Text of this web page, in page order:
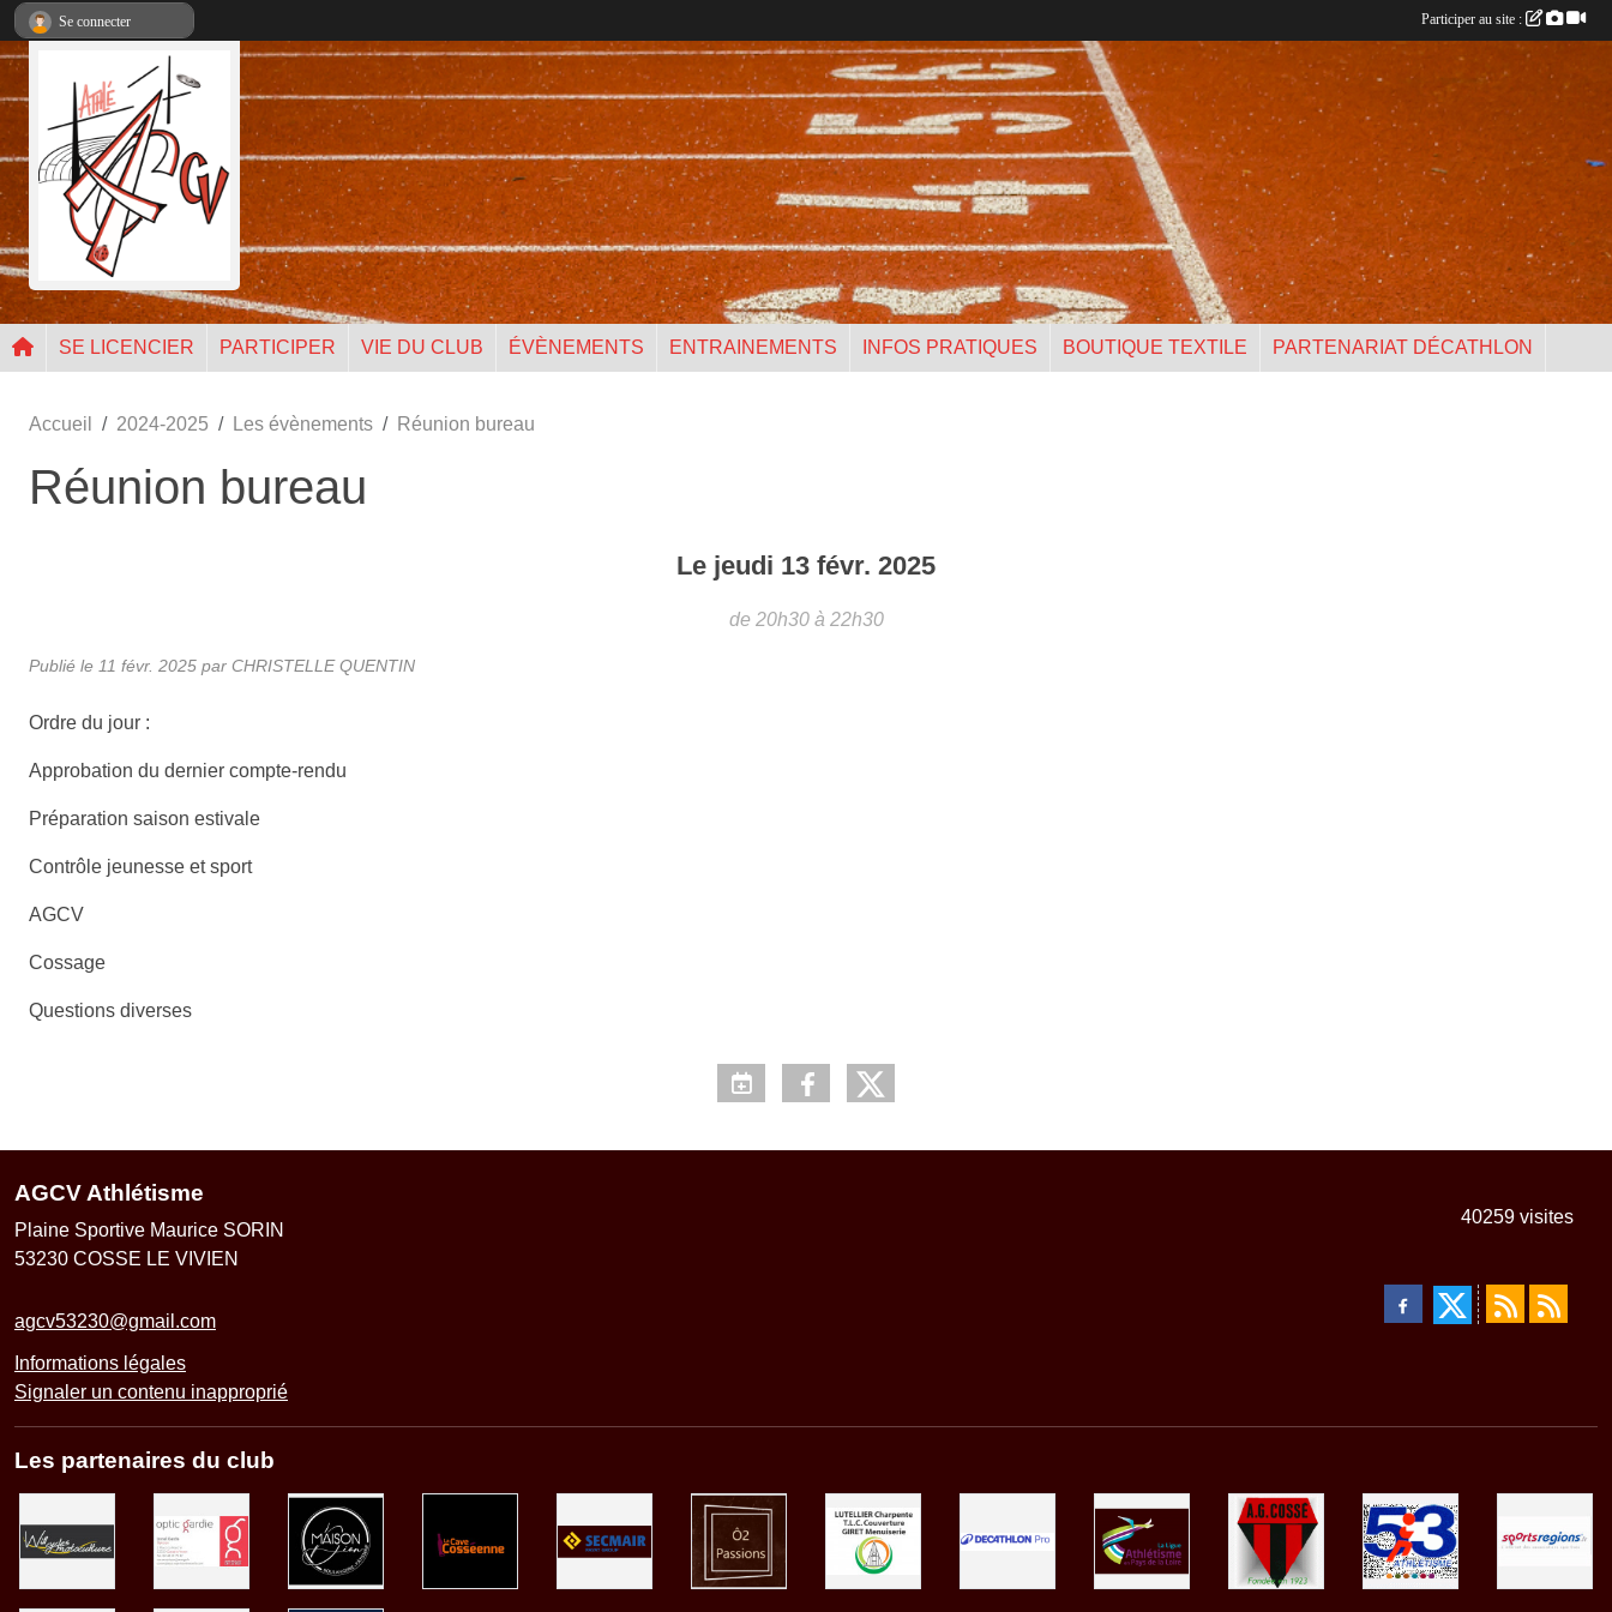
SE LICENCIER PARTICIPER VIE DU CLUB ÉVÈNEMENTS ENTRAINEMENTS INFOS PRATIQUES BOUTIQUE TEXTILE PARTENARIAT DÉCATHLON
Accueil 2024-2025 Les évènements Réunion bureau
Réunion bureau
Le jeudi 13 févr. 2025
de 20h30 à 22h30
Publié le 11 févr. 2025 par CHRISTELLE QUENTIN
Ordre du jour :
Approbation du dernier compte-rendu
Préparation saison estivale
Contrôle jeunesse et sport
AGCV
Cossage
Questions diverses
AGCV Athlétisme
Plaine Sportive Maurice SORIN
53230 COSSE LE VIVIEN
agcv53230@gmail.com
Informations légales
Signaler un contenu inapproprié
40259 visites
Les partenaires du club
Se connecter Participer au site :
Panneau de gestion des cookies